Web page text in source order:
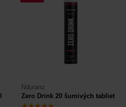
Nduranz
Zero Drink 20 šumivých tabliet